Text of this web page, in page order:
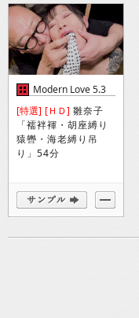
Modern Love 5.3
[特選] [ＨＤ] 雛奈子
「襦袢褌・胡座縛り
猿轡・海老縛り吊
り」54分